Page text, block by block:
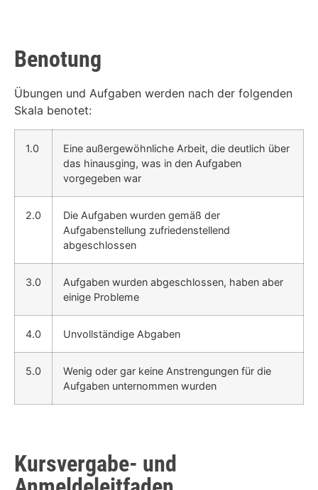
Benotung
Übungen und Aufgaben werden nach der folgenden
Skala benotet:
1.0
Eine außergewöhnliche Arbeit, die deutlich über
das hinausging, was in den Aufgaben
vorgegeben war
2.0
Die Aufgaben wurden gemäß der
Aufgabenstellung zufriedenstellend
abgeschlossen
3.0
Aufgaben wurden abgeschlossen, haben aber
einige Probleme
4.0 Unvollständige Abgaben
5.0
Wenig oder gar keine Anstrengungen für die
Aufgaben unternommen wurden
Kursvergabe- und